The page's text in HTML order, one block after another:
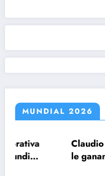
MUNDIAL 2026
Claudio Tapia:
le ganamos a